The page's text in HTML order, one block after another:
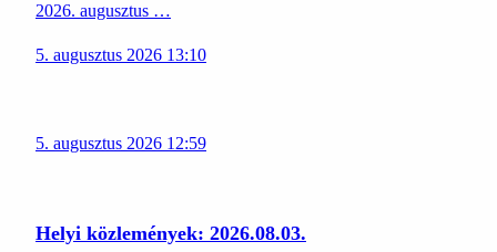
2026. augusztus …
5. augusztus 2026 13:10
5. augusztus 2026 12:59
Helyi közlemények: 2026.08.03.